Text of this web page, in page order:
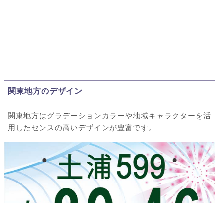
関東地方のデザイン
関東地方はグラデーションカラーや地域キャラクターを活
用したセンスの高いデザインが豊富です。